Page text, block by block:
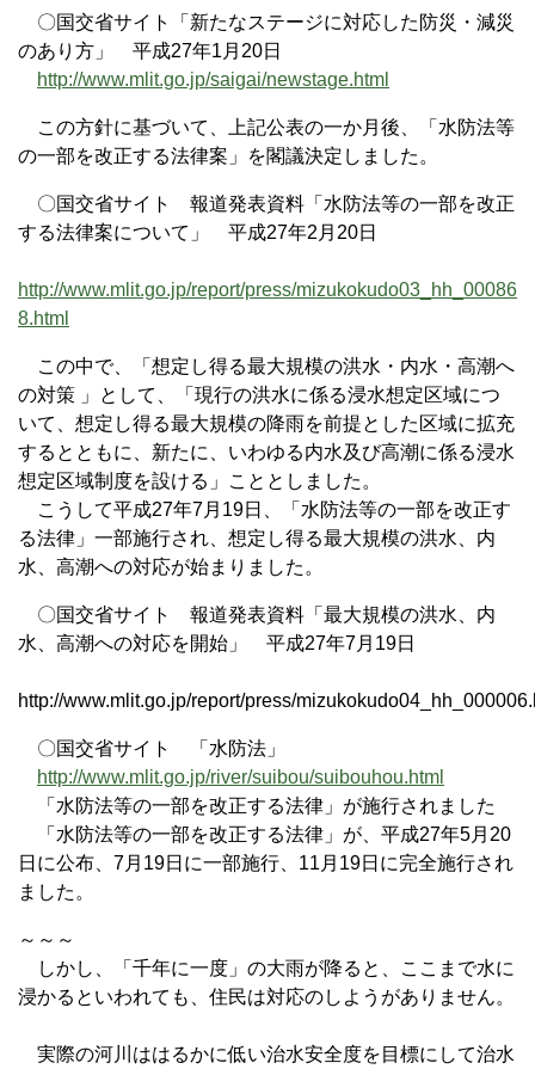
〇国交省サイト「新たなステージに対応した防災・減災
のあり方」 平成27年1月20日
http://www.mlit.go.jp/saigai/newstage.html
この方針に基づいて、上記公表の一か月後、「水防法等
の一部を改正する法律案」を閣議決定しました。
〇国交省サイト 報道発表資料「水防法等の一部を改正
する法律案について」 平成27年2月20日
http://www.mlit.go.jp/report/press/mizukokudo03_hh_00086
8.html
この中で、「想定し得る最大規模の洪水・内水・高潮へ
の対策 」として、「現行の洪水に係る浸水想定区域につ
いて、想定し得る最大規模の降雨を前提とした区域に拡充
するとともに、新たに、いわゆる内水及び高潮に係る浸水
想定区域制度を設ける」こととしました。
こうして平成27年7月19日、「水防法等の一部を改正す
る法律」一部施行され、想定し得る最大規模の洪水、内
水、高潮への対応が始まりました。
〇国交省サイト 報道発表資料「最大規模の洪水、内
水、高潮への対応を開始」 平成27年7月19日
http://www.mlit.go.jp/report/press/
〇国交省サイト 「水防法」
http://www.mlit.go.jp/river/suibou/suibouhou.html
「水防法等の一部を改正する法律」が施行されました
「水防法等の一部を改正する法律」が、平成27年5月20
日に公布、7月19日に一部施行、11月19日に完全施行され
ました。
～～～
しかし、「千年に一度」の大雨が降ると、ここまで水に
浸かるといわれても、住民は対応のしようがありません。
実際の河川ははるかに低い治水安全度を目標にして治水